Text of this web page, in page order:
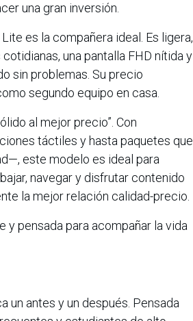
una gran inversión.
es la compañera ideal. Es ligera,
una pantalla FHD nítida y
sin problemas. Su precio
segundo equipo en casa.
al mejor precio”. Con
táctiles y hasta paquetes que
este modelo es ideal para
navegar y disfrutar contenido
la mejor relación calidad-precio.
y pensada para acompañar la vida
antes y un después. Pensada